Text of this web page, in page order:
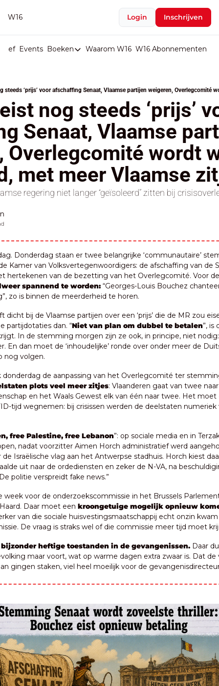
W16 Login Inschrijven
Events Boeken
Boeken
Boeken
Stop de Persen
Het Merk België
De Doodgravers van België
Bpost Hold-up
Waarom W16 W16 Abonnementen
nog steeds ‘prijs’
Senaat, Vlaamse
Overlegcomité wordt
met meer Vlaamse
regering niet langer “geïsoleerd” zitten bij
Donderdag staan er twee belangrijke ‘communautaire’
Kamer van Volksvertegenwoordigers: de afschaffing van de
hertekenen van de bezetting van het Overlegcomité. Voor
spannend te worden: “Georges-Louis Bouchez
zo is binnen de meerderheid te horen.
dicht bij de Vlaamse partijen over een ‘prijs’ die de MR zou
partijdotaties dan. “Niet van plan om dubbel te betalen”, is
In de stemming morgen zijn ze ook, in principe, niet
En dan moet de ‘inhoudelijke’ ronde over onder meer de
nog volgen.
donderdag de aanpassing van het Overlegcomité ter
plots veel meer zitjes: Vlaanderen gaat van twee
en het Waals Gewest elk van één naar twee. Het moet
tijd wegnemen: bij crisissen werden de deelstaten
free Palestine, free Lebanon”: op sociale media en in
nadat voorzitter Aimen Horch administratief werd
Israëlische vlag aan het Antwerpse stadhuis. Horch kiest
uit naar de ordediensten en zeker de N-VA, na
politie verspreidt fake news.”
week voor de onderzoekscommissie in het Brussels
Daar moet een kroongetuige mogelijk opnieuw
van die sociale huisvestingsmaatschappij echt onzin
De vraag is straks wel of die commissie meer tijd moet
bijzonder heftige toestanden in de gevangenissen. Daar
maar voort, wat op warme dagen extra zwaar is. Dat de
gingen staken, viel heel moeilijk voor de